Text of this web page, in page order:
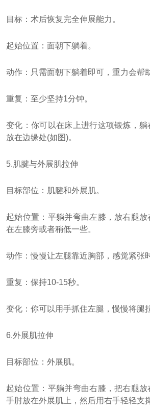
目标：术后恢复完全伸展能力。
起始位置：面朝下躺着。
动作：只需面朝下躺着即可，重力会帮
重复：至少坚持1分钟。
变化：你可以在床上进行这项锻炼，
放在边缘处(如图)。
5.肌腱与外展肌拉伸
目标部位：肌腱和外展肌。
起始位置：平躺并弯曲左膝，放右腿
在左膝旁或者稍低一些。
动作：慢慢让左腿靠近胸部，感觉紧张
重复：保持10-15秒。
变化：你可以用手抓住左腿，慢慢将腿
6.外展肌拉伸
目标部位：外展肌。
起始位置：平躺并弯曲右膝，把右腿
手肘放在外展肌上，然后用右手轻轻支